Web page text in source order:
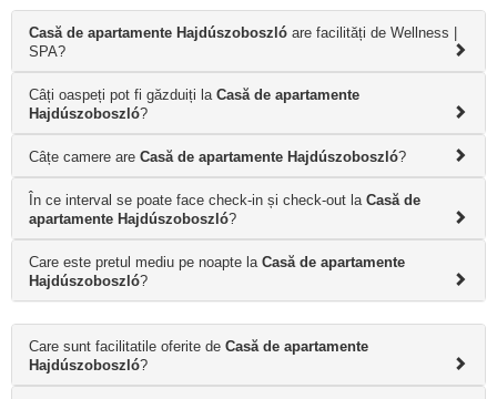
Casă de apartamente Hajdúszoboszló are facilități de Wellness |
SPA?
Câți oaspeți pot fi găzduiți la Casă de apartamente
Hajdúszoboszló?
Câțe camere are Casă de apartamente Hajdúszoboszló?
În ce interval se poate face check-in și check-out la Casă de
apartamente Hajdúszoboszló?
Care este pretul mediu pe noapte la Casă de apartamente
Hajdúszoboszló?
Care sunt facilitatile oferite de Casă de apartamente
Hajdúszoboszló?